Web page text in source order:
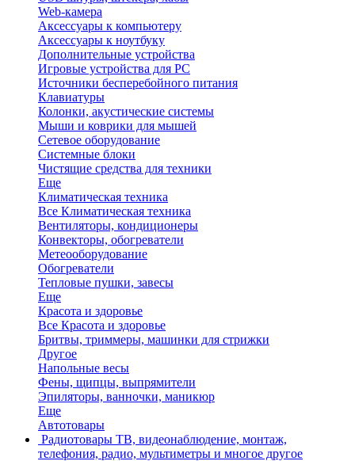
Web-камера
Аксессуары к компьютеру
Аксессуары к ноутбуку
Дополнительные устройства
Игровые устройства для PC
Источники бесперебойного питания
Клавиатуры
Колонки, акустические системы
Мыши и коврики для мышей
Сетевое оборудование
Системные блоки
Чистящие средства для техники
Еще
Климатическая техника
Все Климатическая техника
Вентиляторы, кондиционеры
Конвекторы, обогреватели
Метеооборудование
Обогреватели
Тепловые пушки, завесы
Еще
Красота и здоровье
Все Красота и здоровье
Бритвы, триммеры, машинки для стрижки
Другое
Напольные весы
Фены, щипцы, выпрямители
Эпиляторы, ванночки, маникюр
Еще
Автотовары
Радиотовары ТВ, видеонаблюдение, монтаж,
телефония, радио, мультиметры и многое другое